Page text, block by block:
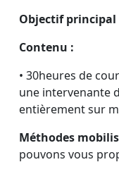
Objectif principal
Contenu :
• 30heures de
une intervenante
entièrement sur
Méthodes
pouvons vous